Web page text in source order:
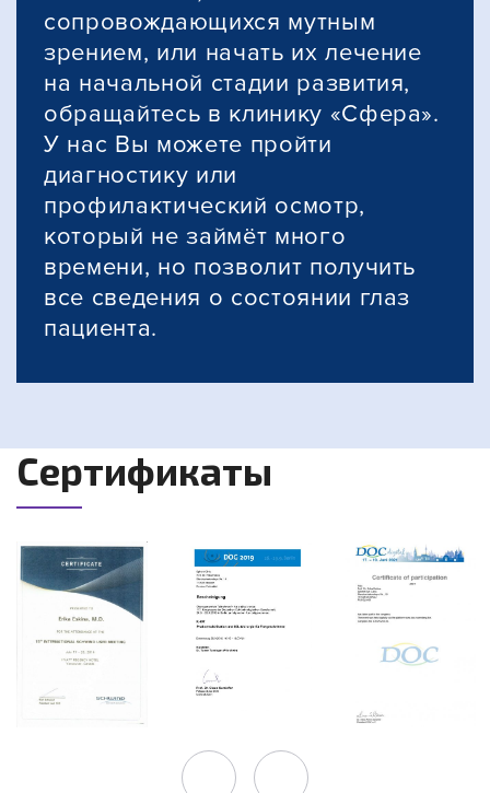
сопровождающихся мутным
зрением, или начать их лечение
на начальной стадии развития,
обращайтесь в клинику «Сфера».
У нас Вы можете пройти
диагностику или
профилактический осмотр,
который не займёт много
времени, но позволит получить
все сведения о состоянии глаз
пациента.
Сертификаты